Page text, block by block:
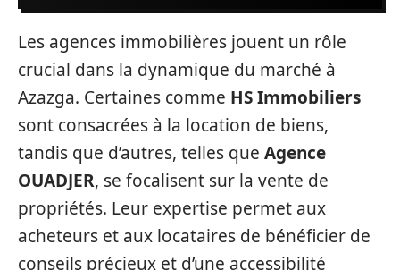
Les agences immobilières jouent un rôle
crucial dans la dynamique du marché à
Azazga. Certaines comme HS Immobiliers
sont consacrées à la location de biens,
tandis que d’autres, telles que Agence
OUADJER, se focalisent sur la vente de
propriétés. Leur expertise permet aux
acheteurs et aux locataires de bénéficier de
conseils précieux et d’une accessibilité